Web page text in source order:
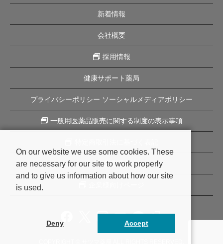
新着情報
会社概要
採用情報
健康サポート薬局
プライバシーポリシー ソーシャルメディアポリシー
一般用医薬品販売に関する制度の表示事項
企業理念
On our website we use some cookies. These
are necessary for our site to work properly
and to give us information about how our site
is used.
Deny Accept